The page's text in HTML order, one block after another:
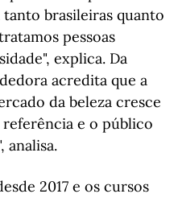
brasileiras quanto
pessoas
explica. Da
acredita que a
da beleza cresce
referência e o público
analisa.
2017 e os cursos